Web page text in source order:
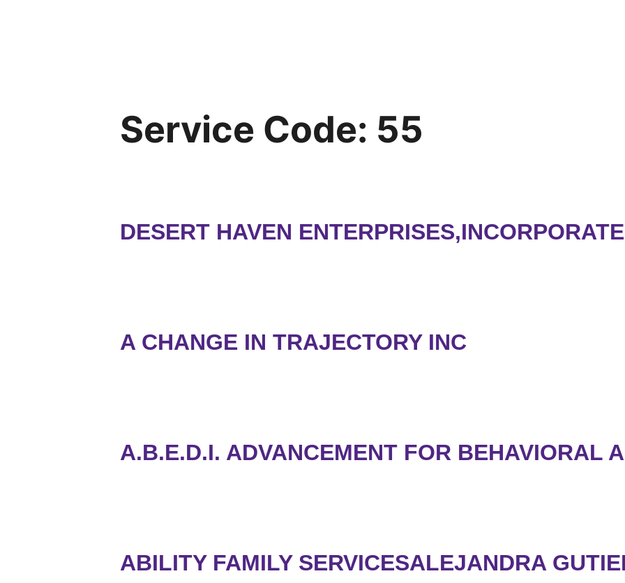
Service Code: 55
DESERT HAVEN
A CHANGE IN TRAJECTORY INC
A.B.E.D.I. ADVANCEMENT FOR BEHAVIORAL
ABILITY FAMILY SERVICESALEJANDRA